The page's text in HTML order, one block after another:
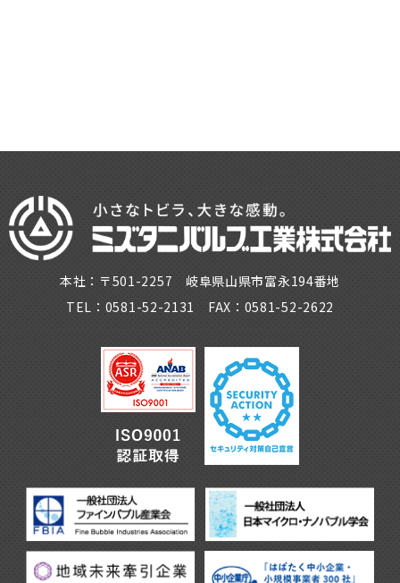
本社：〒501-2257 岐阜県山県市富永194番地
TEL：0581-52-2131 FAX：0581-52-2622